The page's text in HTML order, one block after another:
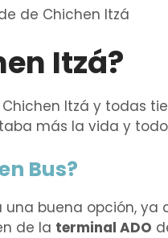
Itzá?
Itzá y todas
más la vida y
Bus?
buena opción, ya
de la terminal ADO